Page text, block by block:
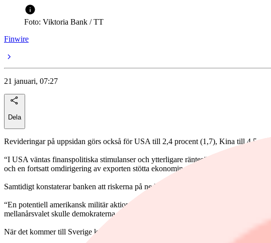
Foto: Viktoria Bank / TT
Finwire
21 januari, 07:27
Dela
Revideringar på uppsidan görs också för USA till 2,4 procent (1,7), Kina till 4,5
“I USA väntas finanspolitiska stimulanser och ytterligare räntesänkningar ge stöd.
och en fortsatt omdirigering av exporten stötta ekonomin, även om den inhemska
Samtidigt konstaterar banken att riskerna på nedsidan dominerar, givet att de
“En potentiell amerikansk militär aktion i Iran eller på Grönland ökar de
mellanårsvalet skulle demokraterna vinna och därmed förändra den politiska
När det kommer till Sverige konstaterar banken att ekonomin fortsätter att